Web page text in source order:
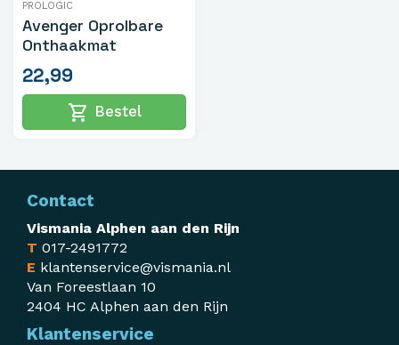
PROLOGIC
Avenger Oprolbare
Onthaakmat
22,99
shopping_cart Bestel
Contact
Vismania Alphen aan den Rijn
T 017-2491772
E klantenservice@vismania.nl
Van Foreestlaan 10
2404 HC Alphen aan den Rijn
Klantenservice